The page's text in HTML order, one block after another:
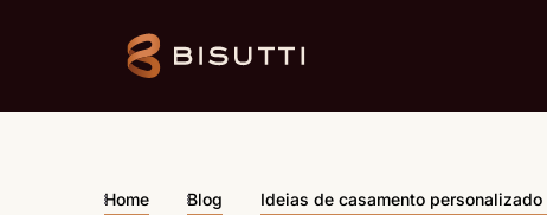
Home Blog Ideias de casamento personalizado